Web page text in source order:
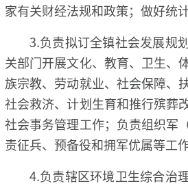
家有关财经法规和政策；做好统
3.负责拟订全镇社会发展规
关部门开展文化、教育、卫生、
族宗教、劳动就业、社会保障、
社会救济、计划生育和推行殡葬
社会事务管理工作；负责组织军
责征兵、预备役和拥军优属等工作
4.负责辖区环境卫生综合治